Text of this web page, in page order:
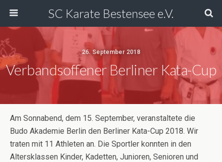
SC Karate Bestensee e.V.
26. September 2018
Verbandsoffener Berliner Kata-Cup
Am Sonnabend, dem 15. September, veranstaltete die
Budo Akademie Berlin den Berliner Kata-Cup 2018. Wir
traten mit 11 Athleten an. Die Sportler konnten in den
Altersklassen Kinder, Kadetten, Junioren, Senioren und